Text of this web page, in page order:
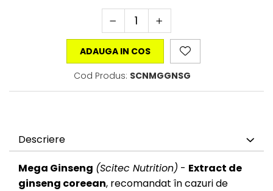
ADAUGA IN COS
Cod Produs: SCNMGGNSG
Descriere
Mega Ginseng (Scitec Nutrition) - Extract de
ginseng coreean, recomandat în cazuri de